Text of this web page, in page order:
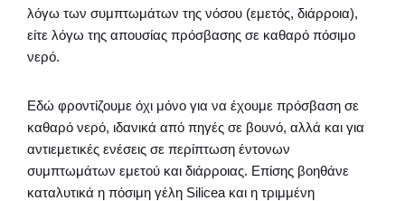
λόγω των συμπτωμάτων της νόσου (εμετός, διάρροια),
είτε λόγω της απουσίας πρόσβασης σε καθαρό πόσιμο
νερό.
Εδώ φροντίζουμε όχι μόνο για να έχουμε πρόσβαση σε
καθαρό νερό, ιδανικά από πηγές σε βουνό, αλλά και για
αντιεμετικές ενέσεις σε περίπτωση έντονων
συμπτωμάτων εμετού και διάρροιας. Επίσης βοηθάνε
καταλυτικά η πόσιμη γέλη Silicea και η τριμμένη